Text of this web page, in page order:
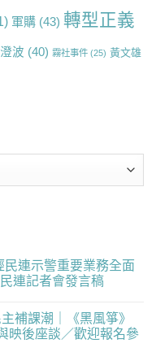
軍購 (43) 轉型正義
波 (40) 霧社事件 (25) 黃文雄
民連示警重要業務全面
連記者會發言稿
補課潮｜《黑風箏》
映後座談／歡迎報名參